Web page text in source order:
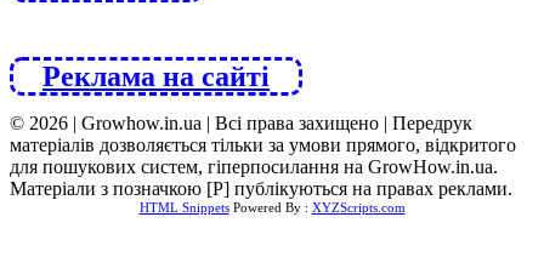
Реклама на сайті
© 2026 | Growhow.in.ua | Всі права захищено | Передрук
матеріалів дозволяється тільки за умови прямого, відкритого
для пошукових систем, гіперпосилання на GrowHow.in.ua.
Матеріали з позначкою [Р] публікуються на правах реклами.
HTML SnippetsPowered By : XYZScripts.com